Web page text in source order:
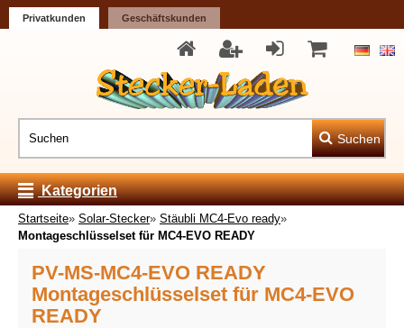
Privatkunden Geschäftskunden
Suchen
Kategorien
Startseite» Solar-Stecker» Stäubli MC4-Evo ready»
Montageschlüsselset für MC4-EVO READY
PV-MS-MC4-EVO READY
Montageschlüsselset für MC4-EVO
READY